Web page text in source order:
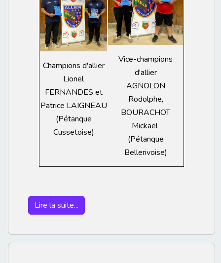
Champions d'allier
Lionel
FERNANDES et
Patrice LAIGNEAU
(Pétanque
Cussetoise)
Vice-champions
d'allier
AGNOLON
Rodolphe,
BOURACHOT
Mickaël
(Pétanque
Bellerivoise)
Lire la suite...